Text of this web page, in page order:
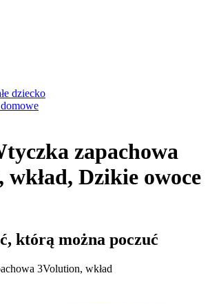
dziecko
zapachowa
Dzikie owoce
którą można poczuć
3Volution, wkład